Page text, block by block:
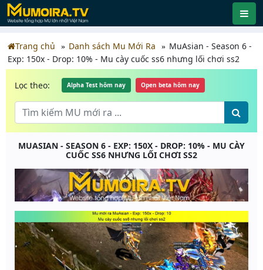
Trang chủ Danh sách Mu Mới Ra
MuAsian - Season 6 -
Exp: 150x - Drop: 10% - Mu cày cuốc ss6 nhưng lối chơi ss2
Lọc theo: Alpha Test hôm nay Open beta hôm nay
MUASIAN - SEASON 6 - EXP: 150X - DROP: 10% - MU CÀY
CUỐC SS6 NHƯNG LỐI CHƠI SS2